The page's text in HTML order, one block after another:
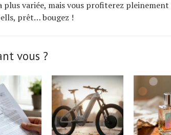
plus variée, mais vous profiterez pleinement
prêt… bougez !
vous ?